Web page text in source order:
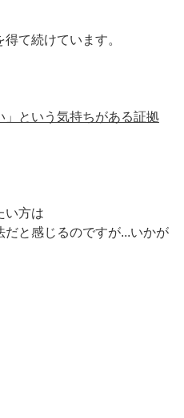
て続けています。
」という気持ちがある証拠
い方は
と感じるのですが...いかが